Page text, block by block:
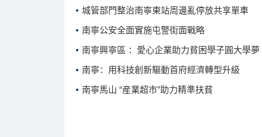
城管部門整治南寧東站周邊亂停放共享單車
南寧公安全面實施屯警街面戰略
南寧興寧區 ：愛心企業助力貧困學子圓大學夢
南寧：用科技創新驅動首府經濟轉型升級
南寧馬山 “産業超市”助力精準扶貧